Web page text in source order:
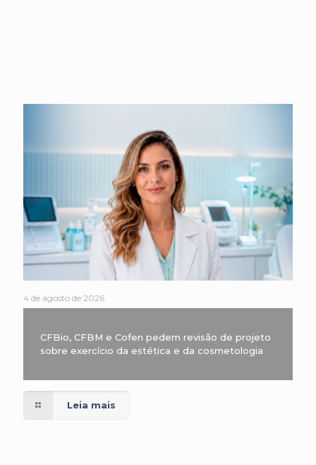
4 de agosto de 2026
CFBio, CFBM e Cofen pedem revisão de projeto
sobre exercício da estética e da cosmetologia
Leia mais